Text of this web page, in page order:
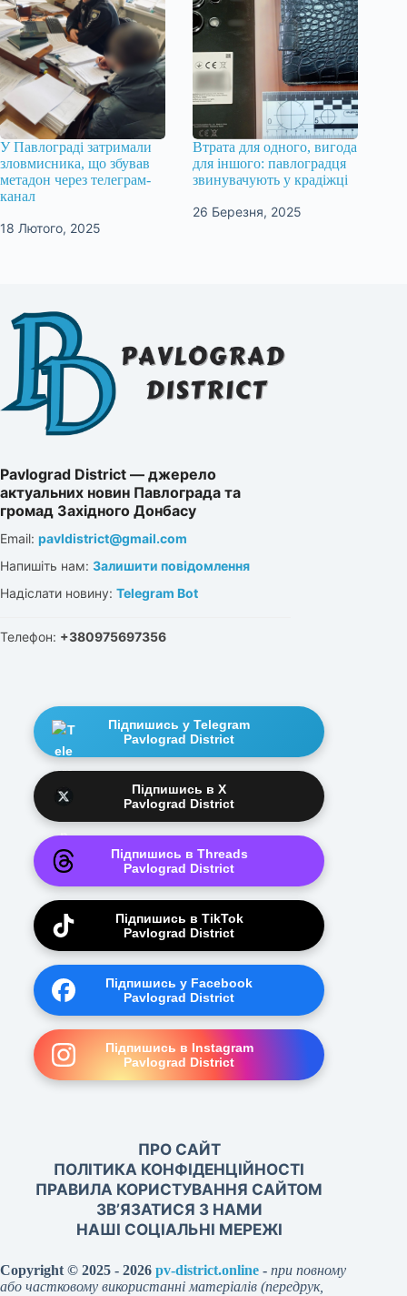
У Павлограді затримали
зловмисника, що збував
метадон через телеграм-
канал
18 Лютого, 2025
Втрата для одного, вигода
для іншого: павлоградця
звинувачують у крадіжці
26 Березня, 2025
Pavlograd District — джерело
актуальних новин Павлограда та
громад Західного Донбасу
Email: pavldistrict@gmail.com
Напишіть нам: Залишити повідомлення
Надіслати новину: Telegram Bot
Телефон: +380975697356
Підпишись у Telegram
Pavlograd District
Підпишись в X
Pavlograd District
Підпишись в Threads
Pavlograd District
Підпишись в TikTok
Pavlograd District
Підпишись у Facebook
Pavlograd District
Підпишись в Instagram
Pavlograd District
ПРО САЙТ
ПОЛІТИКА КОНФІДЕНЦІЙНОСТІ
ПРАВИЛА КОРИСТУВАННЯ САЙТОМ
ЗВ’ЯЗАТИСЯ З НАМИ
НАШІ СОЦІАЛЬНІ МЕРЕЖІ
Copyright © 2025 - 2026 pv-district.online - при повному
або частковому використанні матеріалів (передрук,